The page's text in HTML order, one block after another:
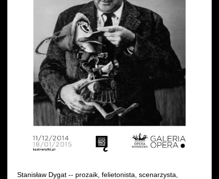
Wynajem kostiumów
Wynajem rekwizytów
Fundusze unijne
Dotacje celowe
Stanisław Dygat -- prozaik, felietonista, scenarzysta,